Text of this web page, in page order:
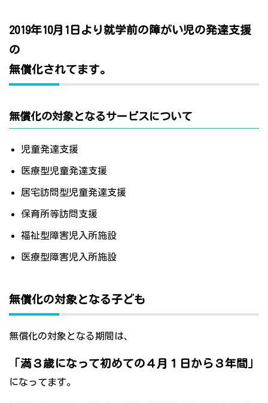
2019年10月1日より就学前の障がい児の発達支援
の
無償化されてます。
無償化の対象となるサービスについて
児童発達支援
医療型児童発達支援
居宅訪問型児童発達支援
保育所等訪問支援
福祉型障害児入所施設
医療型障害児入所施設
無償化の対象となる子ども
無償化の対象となる期間は、
「満３歳になって初めての４月１日から３年間」
になってます。